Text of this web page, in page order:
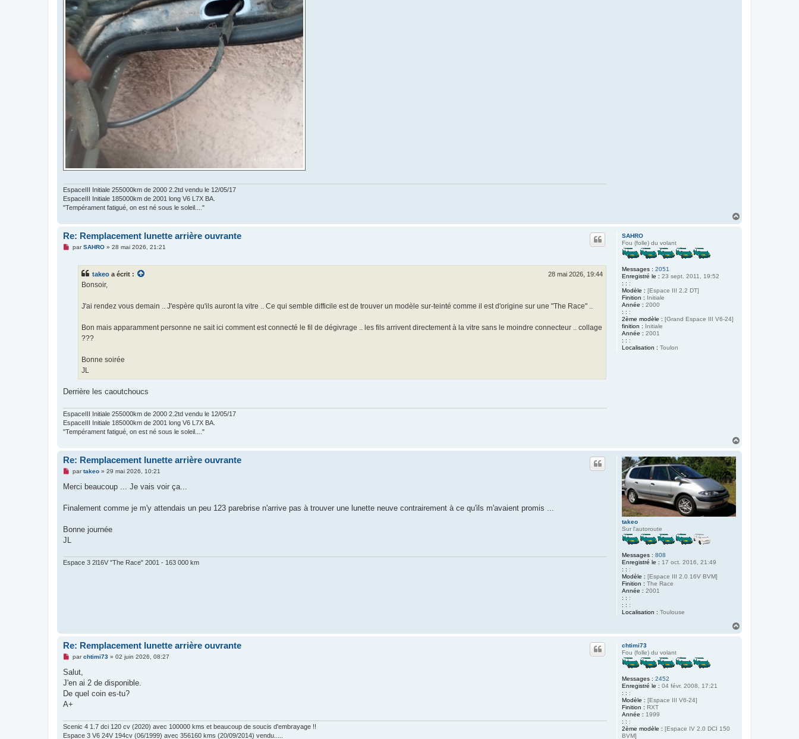
EspaceIII Initiale 255000km de 2000 2.2td vendu le 12/05/17
EspaceIII Initiale 185000km de 2001 long V6 L7X BA.
"Tempérament fatigué, on est né sous le soleil...."
SAHRO
Fou (folle) du volant
Messages : 2051
Enregistré le : 23 sept. 2011, 19:52
: : :
Modèle : [Espace III 2.2 DT]
Finition : Initiale
Année : 2000
: : :
2ème modèle : [Grand Espace III V6-24]
finition : Initiale
Année : 2001
: : :
Localisation : Toulon
Re: Remplacement lunette arrière ouvrante
MparSAHRO» 28 mai 2026, 21:21
takeo a écrit : 28 mai 2026, 19:44
Bonsoir,
J'ai rendez vous demain .. J'espère qu'ils auront la vitre .. Ce qui semble difficile est de trouver un modèle sur-teinté comme il est d'origine sur une "The Race" ..
Bon mais apparamment personne ne sait ici comment est connecté le fil de dégivrage .. les fils arrivent directement à la vitre sans le moindre connecteur .. collage
???
Bonne soirée
JL
Derrière les caoutchoucs
EspaceIII Initiale 255000km de 2000 2.2td vendu le 12/05/17
EspaceIII Initiale 185000km de 2001 long V6 L7X BA.
"Tempérament fatigué, on est né sous le soleil...."
takeo
Sur l'autoroute
Messages : 808
Enregistré le : 17 oct. 2016, 21:49
: : :
Modèle : [Espace III 2.0 16V BVM]
Finition : The Race
Année : 2001
: : :
: : :
Localisation : Toulouse
Re: Remplacement lunette arrière ouvrante
M
s
g
o
l
partakeo» 29 mai 2026, 10:21
Merci beaucoup ... Je vais voir ça...
Finalement comme je m'y attendais un peu 123 parebrise n'arrive pas à trouver une lunette neuve contrairement à ce qu'ils m'avaient promis ...
Bonne journée
JL
Espace 3 2l16V "The Race" 2001 - 163 000 km
chtimi73
Fou (folle) du volant
Messages : 2452
Enregistré le : 04 févr. 2008, 17:21
: : :
Modèle : [Espace III V6-24]
Finition : RXT
Année : 1999
: : :
2ème modèle : [Espace IV 2.0 DCI 150
BVM]
Re: Remplacement lunette arrière ouvrante
M
s
a
g
n
n
l
u
parchtimi73» 02 juin 2026, 08:27
Salut,
J'en ai 2 de disponible.
De quel coin es-tu?
A+
Scenic 4 1.7 dci 120 cv (2020) avec 100000 kms et beaucoup de soucis d'embrayage !!
Espace 3 V6 24V 194cv (06/1999) avec 356160 kms (20/09/2014) vendu.....